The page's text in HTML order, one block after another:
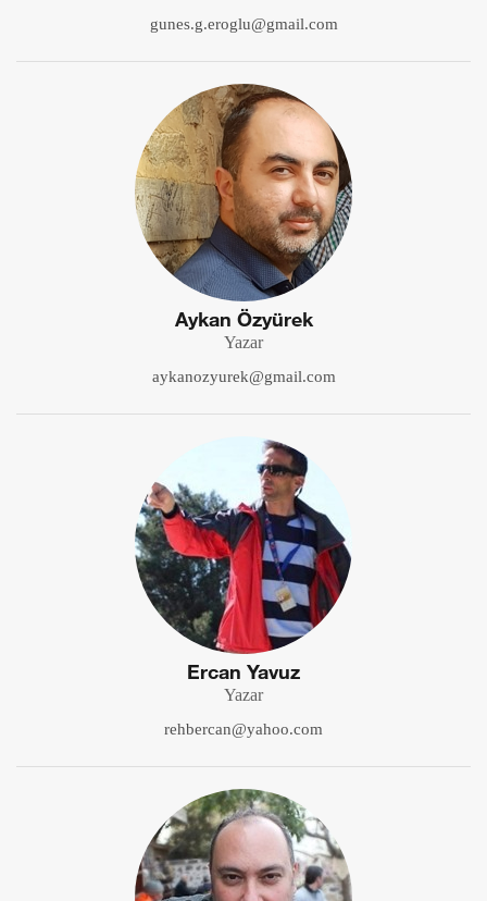
gunes.g.eroglu@gmail.com
Aykan Özyürek
Yazar
aykanozyurek@gmail.com
Ercan Yavuz
Yazar
rehbercan@yahoo.com